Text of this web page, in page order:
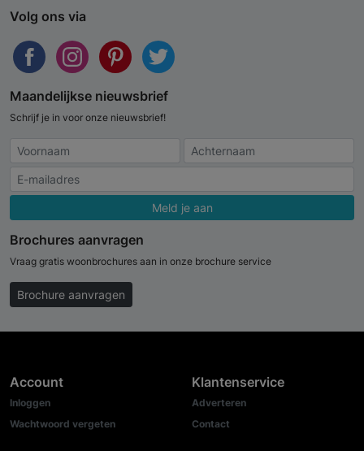
Volg ons via
Maandelijkse nieuwsbrief
Schrijf je in voor onze nieuwsbrief!
Meld je aan
Brochures aanvragen
Vraag gratis woonbrochures aan in onze brochure service
Brochure aanvragen
Account
Inloggen
Wachtwoord vergeten
Klantenservice
Adverteren
Contact